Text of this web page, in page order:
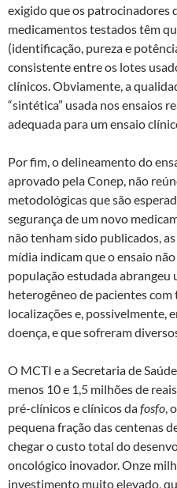
exigido que os patrocinadores
medicamentos testados têm
(identificação, pureza e
consistente entre os lotes
clínicos. Obviamente, a
“sintética” usada nos ensaios
adequada para um ensaio
Por fim, o delineamento do
aprovado pela Conep, não
metodológicas que são
segurança de um novo
não tenham sido publicados,
mídia indicam que o ensaio
população estudada
heterogêneo de pacientes
localizações e, possivelmente,
doença, e que sofreram
O MCTI e a Secretaria de
menos 10 e 1,5 milhões de
pré-clínicos e clínicos dafosfo,
pequena fração das centenas
chegar o custo total do
oncológico inovador. Onze
investimento muito elevado,